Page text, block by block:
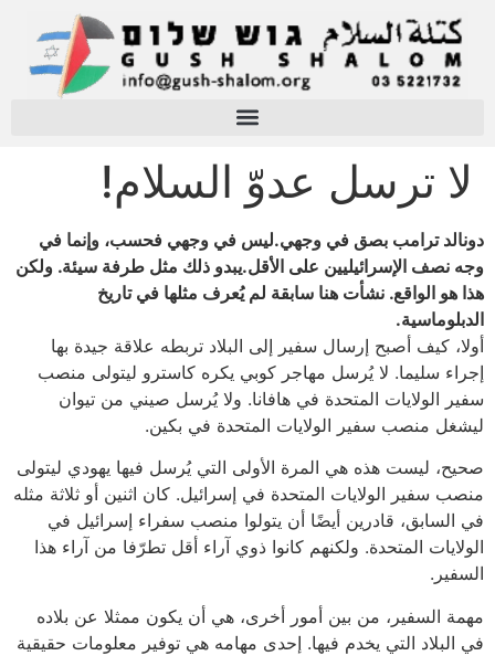
لا ترسل عدوّ السلام!
دونالد ترامب بصق في وجهي.ليس في وجهي فحسب، وإنما في
وجه نصف الإسرائيليين على الأقل.يبدو ذلك مثل طرفة سيئة. ولكن
هذا هو الواقع. نشأت هنا سابقة لم يُعرف مثلها في تاريخ
الدبلوماسية.
أولا، كيف أصبح إرسال سفير إلى البلاد تربطه علاقة جيدة بها
إجراء سليما. لا يُرسل مهاجر كوبي يكره كاسترو ليتولى منصب
سفير الولايات المتحدة في هافانا. ولا يُرسل صيني من تيوان
ليشغل منصب سفير الولايات المتحدة في بكين.
صحيح، ليست هذه هي المرة الأولى التي يُرسل فيها يهودي ليتولى
منصب سفير الولايات المتحدة في إسرائيل. كان اثنين أو ثلاثة مثله
في السابق، قادرين أيضًا أن يتولوا منصب سفراء إسرائيل في
الولايات المتحدة. ولكنهم كانوا ذوي آراء أقل تطرّفا من آراء هذا
السفير.
مهمة السفير، من بين أمور أخرى، هي أن يكون ممثلا عن بلاده
في البلاد التي يخدم فيها. إحدى مهامه هي توفير معلومات حقيقية